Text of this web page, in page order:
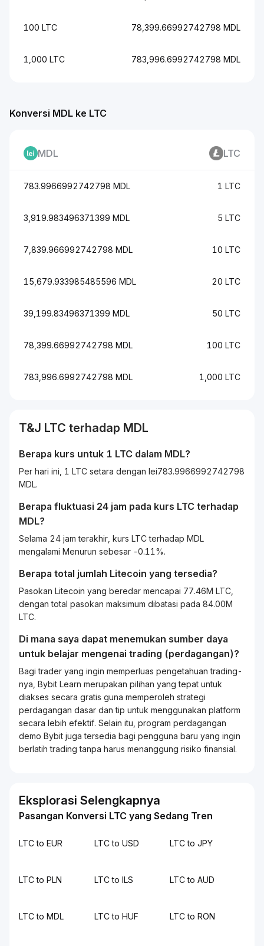
100 LTC 78,399.66992742798 MDL
1,000 LTC 783,996.6992742798 MDL
Konversi MDL ke LTC
MDL LTC
783.9966992742798 MDL 1 LTC
3,919.983496371399 MDL 5 LTC
7,839.966992742798 MDL 10 LTC
15,679.933985485596 MDL 20 LTC
39,199.83496371399 MDL 50 LTC
78,399.66992742798 MDL 100 LTC
783,996.6992742798 MDL 1,000 LTC
T&J LTC terhadap MDL
Berapa kurs untuk 1 LTC dalam MDL?
Per hari ini, 1 LTC setara dengan lei783.9966992742798
MDL.
Berapa fluktuasi 24 jam pada kurs LTC terhadap
MDL?
Selama 24 jam terakhir, kurs LTC terhadap MDL
mengalami Menurun sebesar -0.11%.
Berapa total jumlah Litecoin yang tersedia?
Pasokan Litecoin yang beredar mencapai 77.46M LTC,
dengan total pasokan maksimum dibatasi pada 84.00M
LTC.
Di mana saya dapat menemukan sumber daya
untuk belajar mengenai trading (perdagangan)?
Bagi trader yang ingin memperluas pengetahuantrading-
nya, Bybit Learn merupakan pilihan yang tepat untuk
diakses secara gratis guna memperoleh strategi
perdagangan dasar dan tip untuk menggunakan platform
secara lebih efektif. Selain itu, program perdagangan
demo Bybit juga tersedia bagi pengguna baru yang ingin
berlatihtradingtanpa harus menanggung risiko finansial.
Eksplorasi Selengkapnya
Pasangan Konversi LTC yang Sedang Tren
LTC to EUR LTC to USD LTC to JPY
LTC to PLN LTC to ILS LTC to AUD
LTC to MDL LTC to HUF LTC to RON